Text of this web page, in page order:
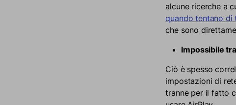
alcune ricerche a
quando tentano di
che sono
Impossibile
Ciò è spesso
impostazioni di
tranne per il fatto